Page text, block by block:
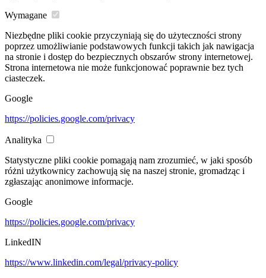
Wymagane
Niezbędne pliki cookie przyczyniają się do użyteczności strony
poprzez umożliwianie podstawowych funkcji takich jak nawigacja
na stronie i dostęp do bezpiecznych obszarów strony internetowej.
Strona internetowa nie może funkcjonować poprawnie bez tych
ciasteczek.
Google
https://policies.google.com/privacy
Analityka
Statystyczne pliki cookie pomagają nam zrozumieć, w jaki sposób
różni użytkownicy zachowują się na naszej stronie, gromadząc i
zgłaszając anonimowe informacje.
Google
https://policies.google.com/privacy
LinkedIN
https://www.linkedin.com/legal/privacy-policy